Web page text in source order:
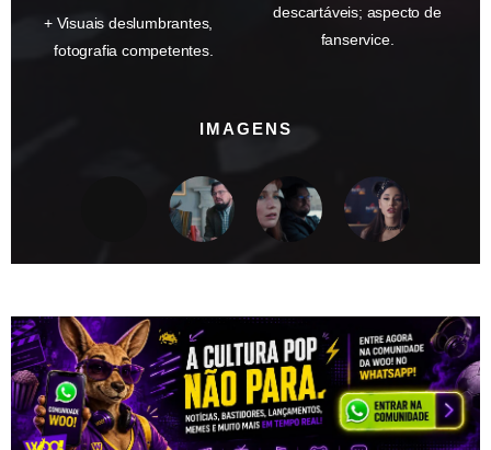
Visuais deslumbrantes,
fotografia competentes.
descartáveis; aspecto de
fanservice.
IMAGENS